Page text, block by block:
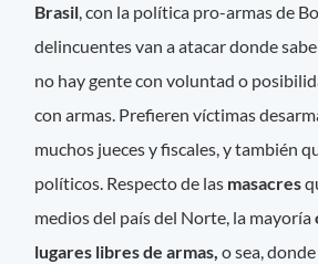
Brasil, con la política pro-armas de
delincuentes van a atacar donde
no hay gente con voluntad o
con armas. Prefieren víctimas
muchos jueces y fiscales, y también
políticos. Respecto de las masacres
medios del país del Norte, la mayoría
lugares libres de armas, o sea,